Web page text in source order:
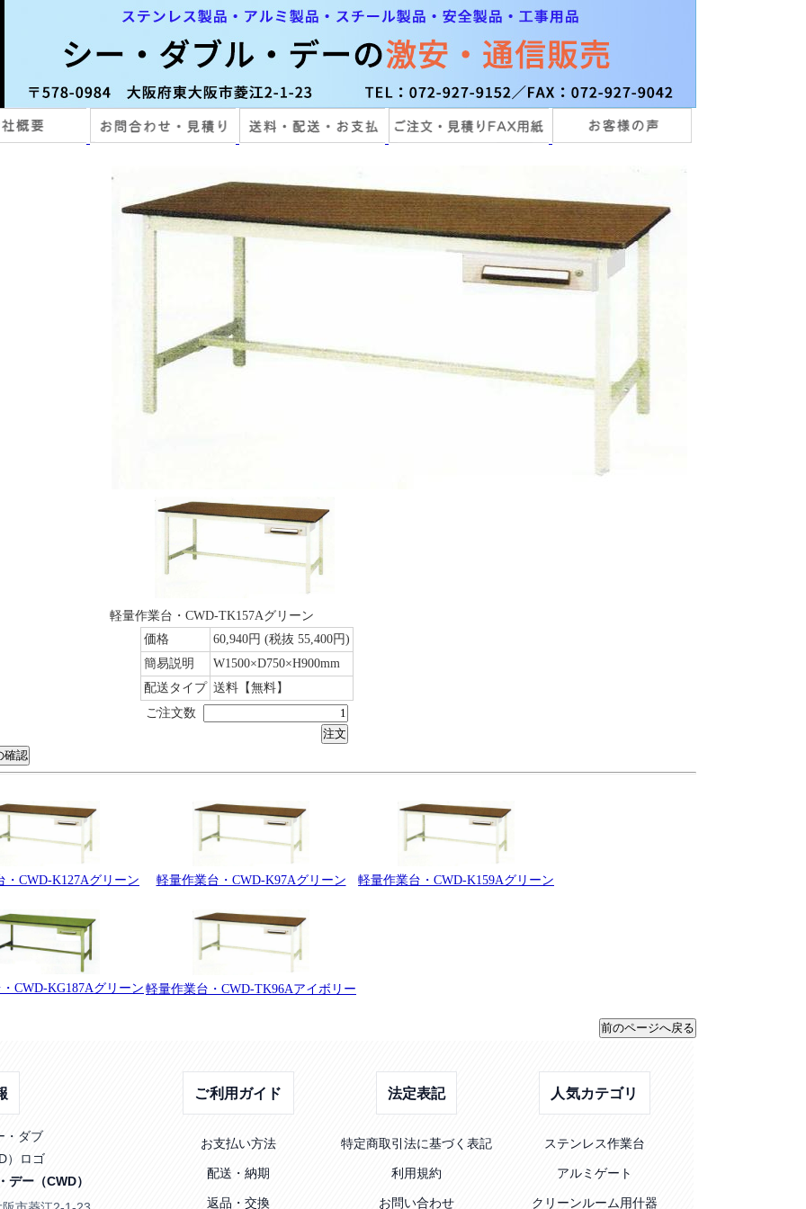
軽量作業台・CWD-TK157Aグリーン
価格
60,940円 (税抜 55,400円)
簡易説明
W1500×D750×H900mm
配送タイプ 送料【無料】
ご注文数
・CWD-K127Aグリーン 軽量作業台・CWD-K97Aグリーン 軽量作業台・CWD-K159Aグリーン
CWD-KG187Aグリーン 軽量作業台・CWD-TK96Aアイボリー
デー（CWD）
ご利用ガイド
お支払い方法
配送・納期
返品・交換
法定表記
特定商取引法に基づく表記
利用規約
お問い合わせ
人気カテゴリ
ステンレス作業台
アルミゲート
クリーンルーム用什器